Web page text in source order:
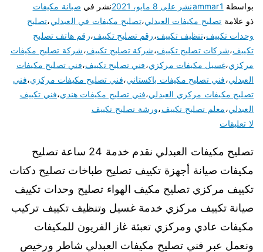
بواسطة ammar1نشر على 8 مايو، 2021 نشر في صيانة مكيفات
ذو علامة تصليح مكيفات العبدلي،تصليح مكيفات في العبدلي،تصليح
وحدات تكييف،تنظيف تكييف،رقم تصليح تكييف،رقم هاتف تصليح
تكييف،شركات تصليح تكييف،شركة تصليح تكييف،شركة تصليح مكيفات
مركزي،غسيل مكيفات مركزي،فني تصليح تكييف،فني تصليح مكيفات
العبدلي،فني تصليح مكيفات باكستاني،فني تصليح مكيفات مركزي،فني
تصليح مكيفات مركزي العبدلي،فني تصليح مكيفات هندي،فني تكييف
العبدلي،معلم تصليح تكييف،ورشة تصليح تكييف
لا تعليقات
تصليح مكيفات العبدلي نقدم خدمة 24 ساعة تصليح
مكيفات صيانة أجهزة تكييف تصليح طباخات تصليح دكتات
تكييف مركزي تصليح مكيف الهواء تصليح وحدات تكييف
صيانة تكييف مركزي خدمة غسيل وتنظيف تكييف تركيب
مكيفات عادي ومركزي تعبئة غاز الفريون للمكيفات
ونعمل عبر فني تصليح مكيفات العبدلي شاطر ورخيص